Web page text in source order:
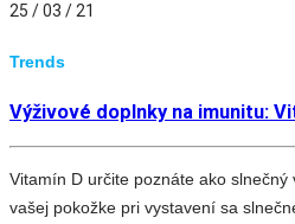
25 / 03 / 21
Trends
Výživové doplnky na imunitu:
Vitamín D určite poznáte ako
vašej pokožke pri vystavení sa